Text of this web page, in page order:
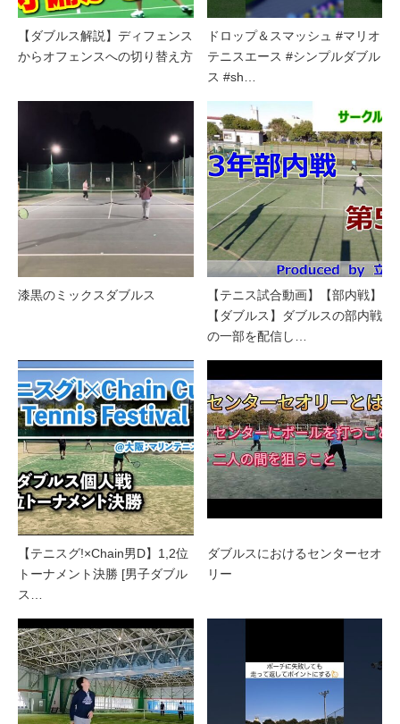
【ダブルス解説】ディフェンス
からオフェンスへの切り替え方
ドロップ＆スマッシュ #マリオ
テニスエース #シンプルダブル
ス #sh…
漆黒のミックスダブルス
【テニス試合動画】【部内戦】
【ダブルス】ダブルスの部内戦
の一部を配信し…
【テニスグ!×Chain男D】1,2位
トーナメント決勝 [男子ダブル
ス…
ダブルスにおけるセンターセオ
リー